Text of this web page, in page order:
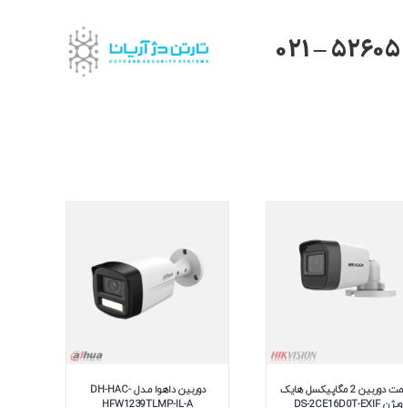
021 – 52605
قیمت دوربین 2 مگاپیکسل هایک
ویژن DS-2CE16D0T-EXIF
دوربین داهوا مـدل DH-HAC-
HFW1239TLMP-IL-A